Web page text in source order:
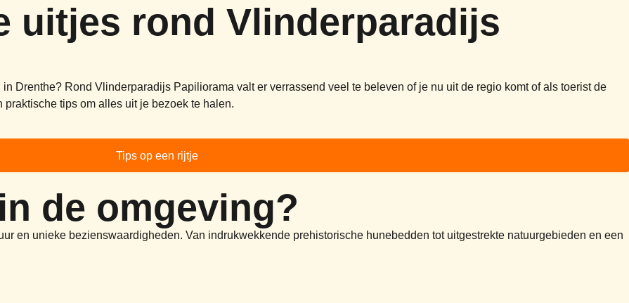
uitjes rond Vlinderparadijs
Drenthe? Rond Vlinderparadijs Papiliorama valt er verrassend veel te beleven of je nu uit de regio komt of als toerist de
tips om alles uit je bezoek te halen.
Tips op een rijtje
de omgeving?
en unieke bezienswaardigheden. Van indrukwekkende prehistorische hunebedden tot uitgestrekte natuurgebieden en een